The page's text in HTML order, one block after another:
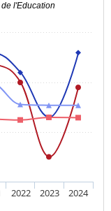
l'Education
2022 2023 2024